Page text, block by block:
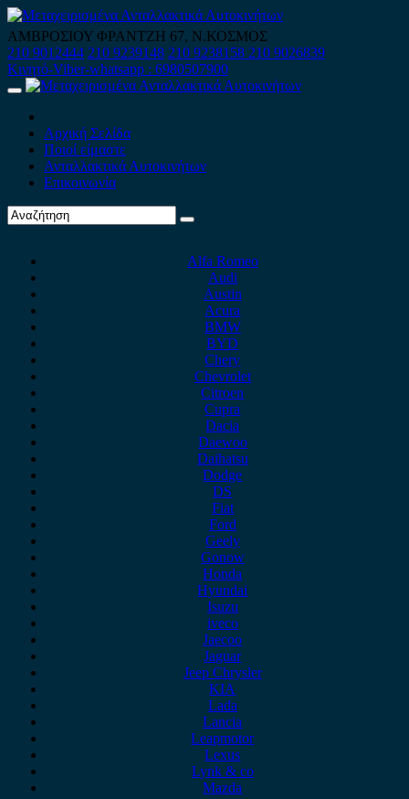
Skip
to
content
ΑΜΒΡΟΣΙΟΥ ΦΡΑΝΤΖΗ 67, Ν.ΚΟΣΜΟΣ
210 9012444 210 9239148 210 9238158 210 9026839
Κινητό-Viber-whatsapp : 6980507900
Primary
Αρχική Σελίδα
Ποιοί είμαστε
Ανταλλακτικά Αυτοκινήτων
Επικοινωνία
Alfa Romeo
Audi
Austin
Acura
BMW
BYD
Chery
Chevrolet
Citroen
Cupra
Dacia
Daewoo
Daihatsu
Dodge
DS
Fiat
Ford
Geely
Gonow
Honda
Hyundai
Isuzu
iveco
Jaecoo
Jaguar
Jeep Chrysler
KIA
Lada
Lancia
Leapmotor
Lexus
Lynk & co
Mazda